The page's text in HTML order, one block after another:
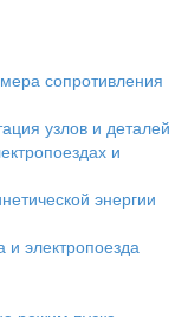
сопротивления
узлов и деталей
и
энергии
и электропоезда